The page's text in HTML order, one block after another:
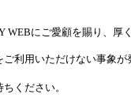
WEBにご愛顧を賜り、厚
利用いただけない事象
ください。